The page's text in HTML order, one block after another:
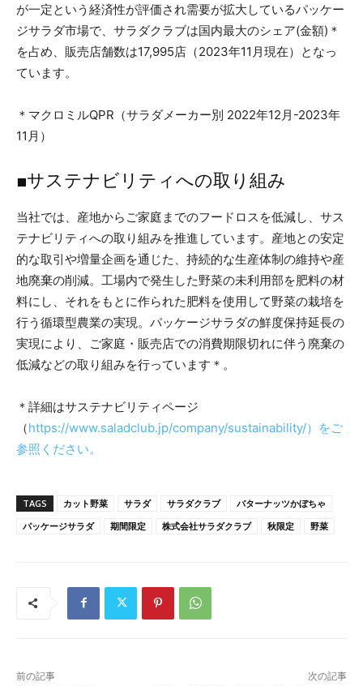
が一定という経済性が評価され需要が拡大しているパッケー
ジサラダ市場で、サラダクラブは国内最大のシェア(金額)＊
を占め、販売店舗数は17,995店（2023年11月現在）となっ
ています。
＊マクロミルQPR（サラダメーカー別 2022年12月-2023年
11月）
■サステナビリティへの取り組み
当社では、産地からご家庭までのフードロスを低減し、サス
テナビリティへの取り組みを推進しています。産地との安定
的な取引や増量企画を通じた、持続的な生産体制の維持や産
地廃棄の削減。工場内で発生した野菜の未利用部を肥料の材
料にし、それをもとに作られた肥料を使用して野菜の栽培を
行う循環型農業の実現。パッケージサラダの鮮度保持延長の
実現により、ご家庭・販売店での消費期限切れに伴う廃棄の
低減などの取り組みを行っています＊。
＊詳細はサステナビリティページ
（https://www.saladclub.jp/company/sustainability/）をご
参照ください。
TAGS カット野菜 サラダ サラダクラブ
バターナッツかぼちゃ
パッケージサラダ
期間限定 株式会社サラダクラブ 秋限定 野菜
前の記事 次の記事